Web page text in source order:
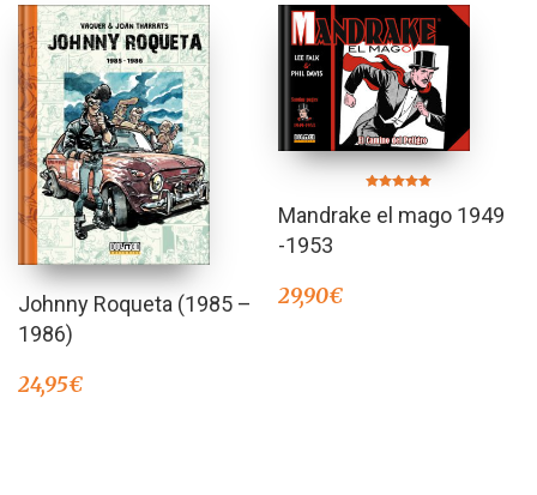
Johnny Roqueta (1985 –
1986)
24,95€
5.00
de 5
Mandrake el mago 1949
-1953
29,90€